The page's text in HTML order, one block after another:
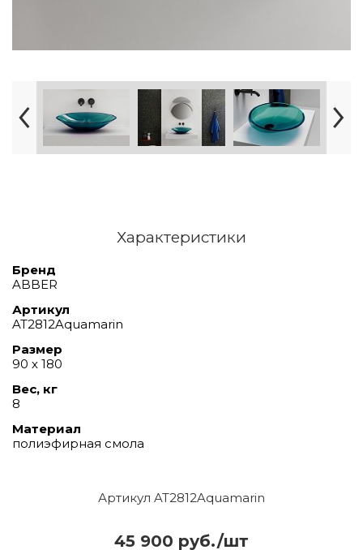
Артикул AT2812Aquamarin
45 900 руб./шт
Характеристики
Бренд
ABBER
Артикул
AT2812Aquamarin
Размер
90 х 180
Вес, кг
8
Материал
полиэфирная смола